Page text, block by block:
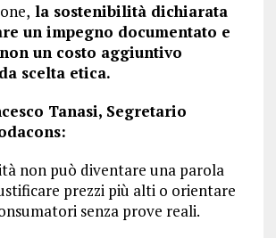
la sostenibilità dichiarata
un impegno documentato e
un costo aggiuntivo
scelta etica.
Tanasi, Segretario
non può diventare una parola
prezzi più alti o orientare
senza prove reali.